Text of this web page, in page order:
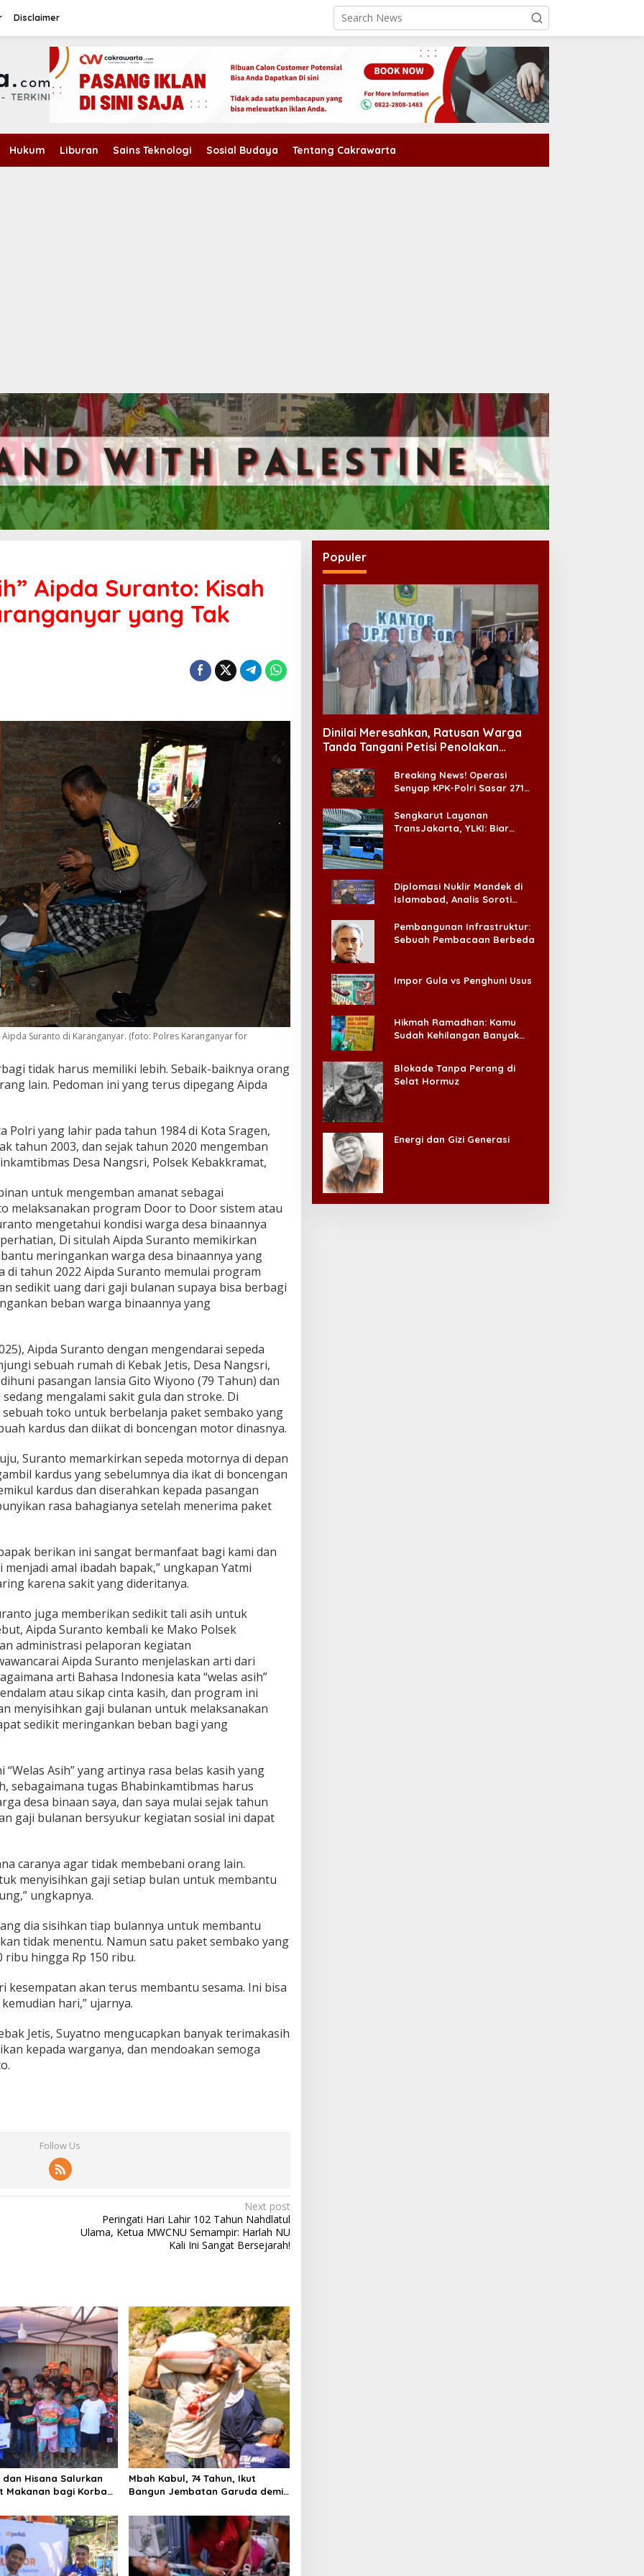
Disclaimer
Hukum Liburan Sains Teknologi Sosial Budaya Tentang Cakrawarta
Aipda Suranto: Kisah
yang Tak
Suranto di Karanganyar. (foto: Polres Karanganyar for
tidak harus memiliki lebih. Sebaik-baiknya orang
lain. Pedoman ini yang terus dipegang Aipda
Polri yang lahir pada tahun 1984 di Kota Sragen,
tahun 2003, dan sejak tahun 2020 mengemban
Desa Nangsri, Polsek Kebakkramat,
untuk mengemban amanat sebagai
melaksanakan program Door to Door sistem atau
mengetahui kondisi warga desa binaannya
Di situlah Aipda Suranto memikirkan
meringankan warga desa binaannya yang
di tahun 2022 Aipda Suranto memulai program
sedikit uang dari gaji bulanan supaya bisa berbagi
beban warga binaannya yang
Aipda Suranto dengan mengendarai sepeda
sebuah rumah di Kebak Jetis, Desa Nangsri,
pasangan lansia Gito Wiyono (79 Tahun) dan
mengalami sakit gula dan stroke. Di
toko untuk berbelanja paket sembako yang
kardus dan diikat di boncengan motor dinasnya.
Suranto memarkirkan sepeda motornya di depan
kardus yang sebelumnya dia ikat di boncengan
kardus dan diserahkan kepada pasangan
rasa bahagianya setelah menerima paket
berikan ini sangat bermanfaat bagi kami dan
amal ibadah bapak,” ungkapan Yatmi
karena sakit yang dideritanya.
juga memberikan sedikit tali asih untuk
Aipda Suranto kembali ke Mako Polsek
administrasi pelaporan kegiatan
Aipda Suranto menjelaskan arti dari
arti Bahasa Indonesia kata “welas asih”
atau sikap cinta kasih, dan program ini
menyisihkan gaji bulanan untuk melaksanakan
sedikit meringankan beban bagi yang
Asih” yang artinya rasa belas kasih yang
sebagaimana tugas Bhabinkamtibmas harus
desa binaan saya, dan saya mulai sejak tahun
gaji bulanan bersyukur kegiatan sosial ini dapat
caranya agar tidak membebani orang lain.
menyisihkan gaji setiap bulan untuk membantu
ungkapnya.
dia sisihkan tiap bulannya untuk membantu
tidak menentu. Namun satu paket sembako yang
ribu hingga Rp 150 ribu.
kesempatan akan terus membantu sesama. Ini bisa
hari,” ujarnya.
Jetis, Suyatno mengucapkan banyak terimakasih
kepada warganya, dan mendoakan semoga
Follow Us
Next post
Peringati Hari Lahir 102 Tahun Nahdlatul
Ulama, Ketua MWCNU Semampir: Harlah NU
Kali Ini Sangat Bersejarah!
dan Hisana Salurkan
Makanan bagi Korban
Mbah Kabul, 74 Tahun, Ikut
Bangun Jembatan Garuda demi
Populer
Dinilai Meresahkan, Ratusan Warga
Tanda Tangani Petisi Penolakan
Breaking News! Operasi
Senyap KPK-Polri Sasar 271
Ada ‘Badai Pemeriksaan’
Sengkarut Layanan
TransJakarta, YLKI: Biar
Diplomasi Nuklir Mandek di
Islamabad, Analis Soroti
Pembangunan Infrastruktur:
Sebuah Pembacaan Berbeda
Impor Gula vs Penghuni Usus
Hikmah Ramadhan: Kamu
Sudah Kehilangan Banyak
Blokade Tanpa Perang di
Selat Hormuz
Energi dan Gizi Generasi